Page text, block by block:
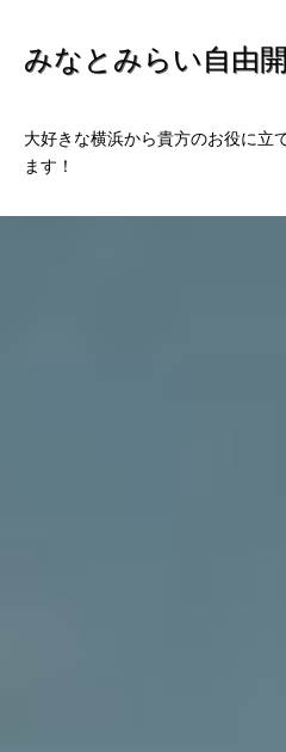
みなとみらい自由
大好きな横浜から貴方のお役に立
ます！